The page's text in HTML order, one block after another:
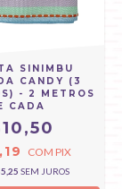
SINIMBU
CANDY (3
- 2 METROS
CADA
COM PIX
SEM JUROS